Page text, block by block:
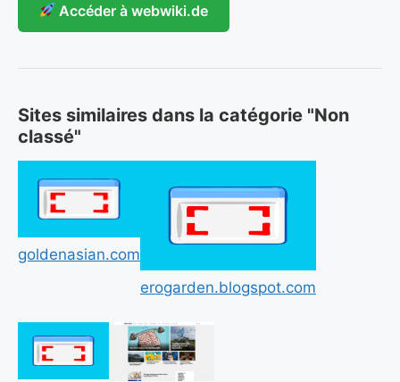
Accéder à webwiki.de
Sites similaires dans la catégorie "Non
classé"
goldenasian.com
erogarden.blogspot.com